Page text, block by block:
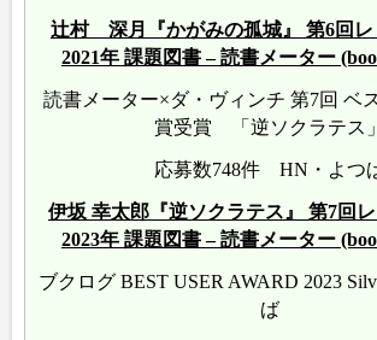
辻村 深月『かがみの孤城』 第6回レ
2021年 課題図書 – 読書メーター
読書メーター×ダ・ヴィンチ 第7回 ベ
賞受賞 「逆ソクラテス」
応募数748件 HN・よつ
伊坂 幸太郎『逆ソクラテス』 第7回
2023年 課題図書 – 読書メーター
ブクログ BEST USER AWARD 2023
ば